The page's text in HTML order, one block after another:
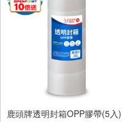
鹿頭牌透明封箱OPP膠帶(5入)